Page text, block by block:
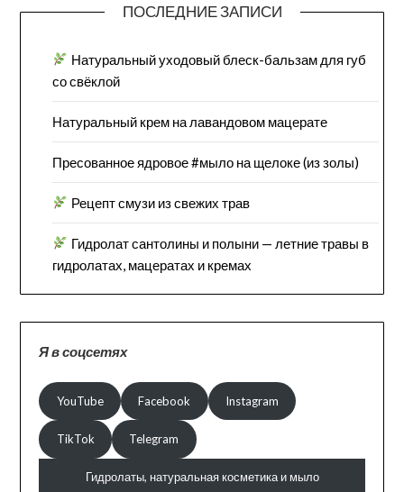
ПОСЛЕДНИЕ ЗАПИСИ
Натуральный уходовый блеск-бальзам для губ
со свёклой
Натуральный крем на лавандовом мацерате
Пресованное ядровое #мыло на щелоке (из золы)
Рецепт смузи из свежих трав
Гидролат сантолины и полыни — летние травы в
гидролатах, мацератах и кремах
Я в соцсетях
YouTube Facebook Instagram
TikTok Telegram
Гидролаты, натуральная косметика и мыло